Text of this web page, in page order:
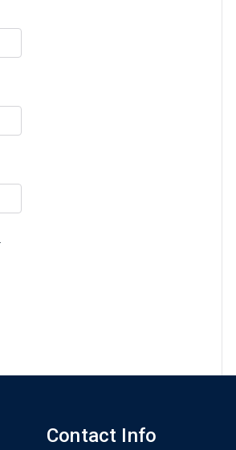
Contact Info